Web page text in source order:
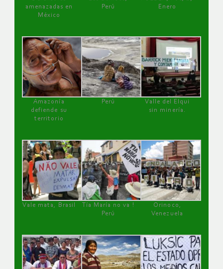
amenazadas en
México
Perú
Enero
Amazonía
defiende su
territorio
Perú
Valle del Elqui
sin minería.
Vale mata, Brasil
Tía María no va !
Perú
Orinoco,
Venezuela